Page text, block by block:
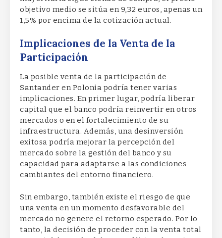
objetivo medio se sitúa en 9,32 euros, apenas un
1,5% por encima de la cotización actual.
Implicaciones de la Venta de la
Participación
La posible venta de la participación de
Santander en Polonia podría tener varias
implicaciones. En primer lugar, podría liberar
capital que el banco podría reinvertir en otros
mercados o en el fortalecimiento de su
infraestructura. Además, una desinversión
exitosa podría mejorar la percepción del
mercado sobre la gestión del banco y su
capacidad para adaptarse a las condiciones
cambiantes del entorno financiero.
Sin embargo, también existe el riesgo de que
una venta en un momento desfavorable del
mercado no genere el retorno esperado. Por lo
tanto, la decisión de proceder con la venta total